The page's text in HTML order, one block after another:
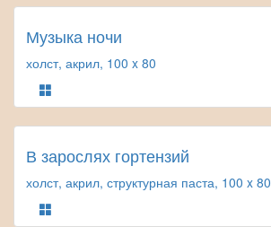
Музыка ночи
холст, акрил, 100 x 80
В зарослях гортензий
холст, акрил, структурная паста, 100 x 80